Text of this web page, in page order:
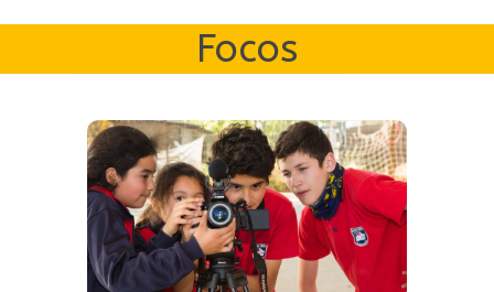
Focos
Info